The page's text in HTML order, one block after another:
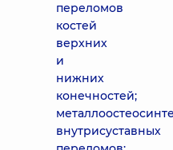
переломов
костей
верхних
и
нижних
конечностей;
внутрисуставных